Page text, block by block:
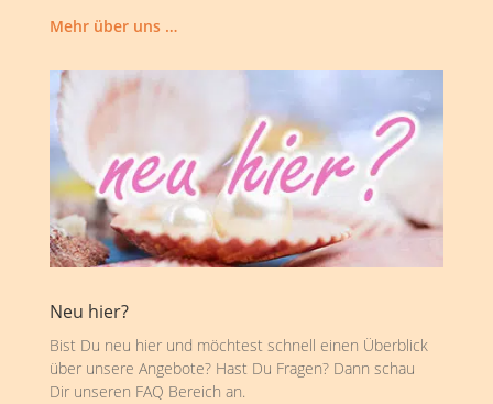
Mehr über uns …
Neu hier?
Bist Du neu hier und möchtest schnell einen Überblick
über unsere Angebote? Hast Du Fragen? Dann schau
Dir unseren FAQ Bereich an.